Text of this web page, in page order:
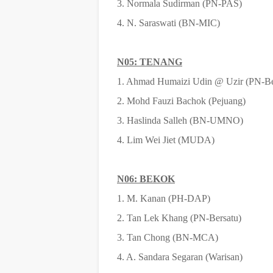
3. Normala Sudirman (PN-PAS)
4. N. Saraswati (BN-MIC)
N05: TENANG
1. Ahmad Humaizi Udin @ Uzir (PN-
2. Mohd Fauzi Bachok (Pejuang)
3. Haslinda Salleh (BN-UMNO)
4. Lim Wei Jiet (MUDA)
N06: BEKOK
1. M. Kanan (PH-DAP)
2. Tan Lek Khang (PN-Bersatu)
3. Tan Chong (BN-MCA)
4. A. Sandara Segaran (Warisan)